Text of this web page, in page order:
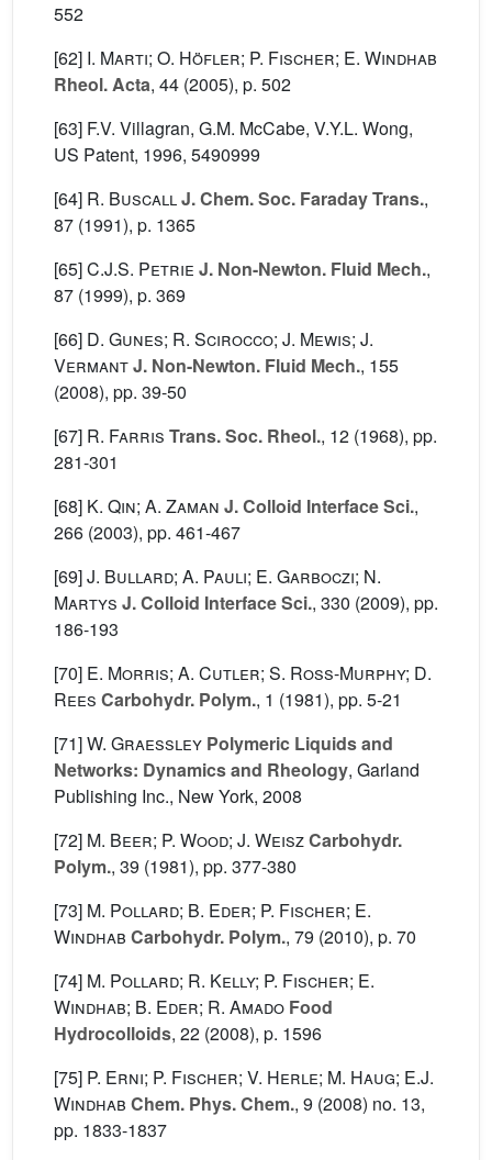
552
[62] I. Marti; O. Höfler; P. Fischer; E. Windhab
Rheol. Acta, 44 (2005), p. 502
[63] F.V. Villagran, G.M. McCabe, V.Y.L. Wong,
US Patent, 1996, 5490999
[64] R. BuscallJ. Chem. Soc. Faraday Trans.,
87 (1991), p. 1365
[65]C.J.S. Petrie J. Non-Newton. Fluid Mech.,
87 (1999), p. 369
[66] D. Gunes; R. Scirocco; J. Mewis; J.
VermantJ. Non-Newton. Fluid Mech., 155
(2008), pp. 39-50
[67] R. Farris Trans. Soc. Rheol., 12 (1968), pp.
281-301
[68] K. Qin; A. Zaman J. Colloid Interface Sci.,
266 (2003), pp. 461-467
[69]J. Bullard; A. Pauli; E. Garboczi; N.
Martys J. Colloid Interface Sci., 330 (2009), pp.
186-193
[70] E. Morris; A. Cutler; S. Ross-Murphy; D.
Rees Carbohydr. Polym., 1 (1981), pp. 5-21
[71]W. Graessley Polymeric Liquids and
Networks: Dynamics and Rheology, Garland
Publishing Inc., New York, 2008
[72] M. Beer; P. Wood; J. WeiszCarbohydr.
Polym., 39 (1981), pp. 377-380
[73] M. Pollard; B. Eder; P. Fischer; E.
Windhab Carbohydr. Polym., 79 (2010), p. 70
[74] M. Pollard; R. Kelly; P. Fischer; E.
Windhab; B. Eder; R. Amado Food
Hydrocolloids, 22 (2008), p. 1596
[75] P. Erni; P. Fischer; V. Herle; M. Haug; E.J.
Windhab Chem. Phys. Chem., 9 (2008) no. 13,
pp. 1833-1837